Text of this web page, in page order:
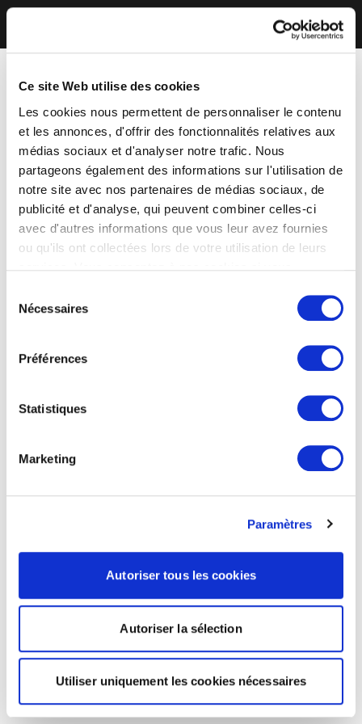
Ce site Web utilise des cookies
Les cookies nous permettent de personnaliser le contenu
et les annonces, d'offrir des fonctionnalités relatives aux
médias sociaux et d'analyser notre trafic. Nous
partageons également des informations sur l'utilisation de
notre site avec nos partenaires de médias sociaux, de
publicité et d'analyse, qui peuvent combiner celles-ci
avec d'autres informations que vous leur avez fournies
ou qu'ils ont collectées lors de votre utilisation de leurs
Nécessaires
Préférences
Statistiques
Marketing
Paramètres
Autoriser tous les cookies
Autoriser la sélection
Utiliser uniquement les cookies nécessaires